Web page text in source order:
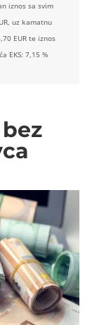
iznos sa svim
uz kamatnu
EUR te iznos
EKS: 7,15 %